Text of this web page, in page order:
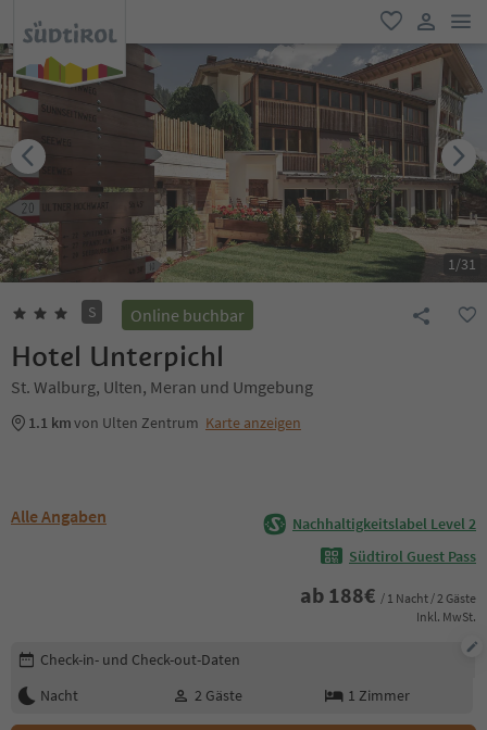
favorit
user link
1/31
S Online buchbar
Hotel Unterpichl
St. Walburg, Ulten, Meran und Umgebung
1.1 kmvon Ulten Zentrum Karte anzeigen
Alle Angaben
Nachhaltigkeitslabel Level 2
Südtirol Guest Pass
ab 188€ / 1 Nacht / 2 Gäste
Inkl. MwSt.
Buchungsdetails bearbeiten
Check-in- und Check-out-Daten
Nacht
2 Gäste 1 Zimmer